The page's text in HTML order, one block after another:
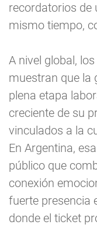
recordatorios de
mismo tiempo,
A nivel global,
muestran que la
plena etapa
creciente de su
vinculados a la
En Argentina,
público que
conexión
fuerte presencia
donde el ticket